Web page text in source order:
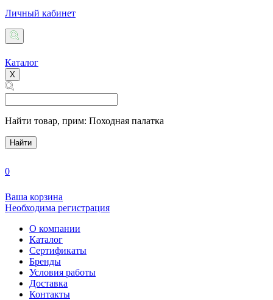
Личный кабинет
Каталог
X
Найти товар, прим: Походная палатка
Найти
0
Ваша корзина
Необходима регистрация
О компании
Каталог
Сертификаты
Бренды
Условия работы
Доставка
Контакты